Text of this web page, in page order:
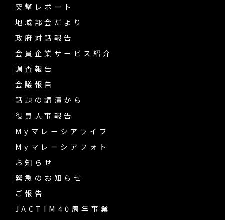
突撃レポート
地域部会だより
政府対話報告
会員企業サービス紹介
調査報告
会議報告
話題の講演から
役員人事報告
Myマレーシアライフ
Myマレーシアフォト
お知らせ
緊急のお知らせ
ご報告
JACTIM40周年事業